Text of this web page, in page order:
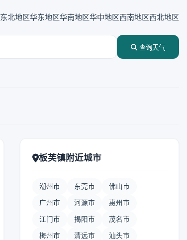
东北地区华东地区华南地区华中地区西南地区西北地区
查询天气
板芙镇附近城市
潮州市 东莞市 佛山市
广州市 河源市 惠州市
江门市 揭阳市 茂名市
梅州市 清远市 汕头市